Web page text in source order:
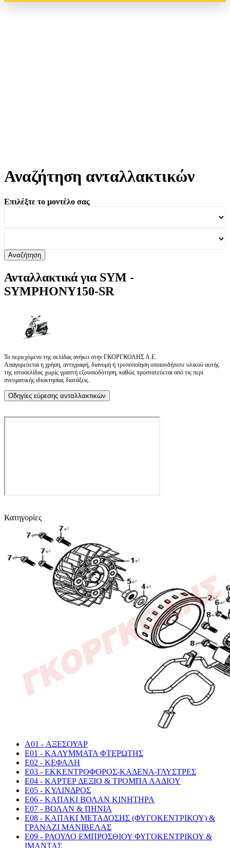
Αναζήτηση ανταλλακτικών
Επιλέξτε το μοντέλο σας
Αναζήτηση
Ανταλλακτικά για SYM -
SYMPHONY150-SR
Το περιεχόμενο της σελίδας ανήκει στην ΓΚΟΡΓΚΟΛΗΣ Α.Ε.
Απαγορεύεται η χρήση, αντιγραφή, διανομή ή τροποποίηση οποιουδήποτε υλικού αυτής
της ιστοσελίδας χωρίς γραπτή εξουσιοδότηση, καθώς προστατεύεται από τις περί
πνευματικής ιδιοκτησίας διατάξεις.
Οδηγίες εύρεσης ανταλλακτικών
Κατηγορίες
A01 - ΑΞΕΣΟΥΑΡ
E01 - ΚΑΛΥΜΜΑΤΑ ΦΤΕΡΩΤΗΣ
E02 - ΚΕΦΑΛΗ
E03 - ΕΚΚΕΝΤΡΟΦΟΡΟΣ-ΚΑΔΕΝΑ-ΓΛΥΣΤΡΕΣ
E04 - ΚΑΡΤΕΡ ΔΕΞΙΟ & ΤΡΟΜΠΑ ΛΑΔΙΟΥ
E05 - ΚΥΛΙΝΔΡΟΣ
E06 - ΚΑΠΑΚΙ ΒΟΛΑΝ ΚΙΝΗΤΗΡΑ
E07 - ΒΟΛΑΝ & ΠΗΝΙΑ
E08 - ΚΑΠΑΚΙ ΜΕΤΑΔΟΣΗΣ (ΦΥΓΟΚΕΝΤΡΙΚΟΥ) &
ΓΡΑΝΑΖΙ ΜΑΝΙΒΕΛΑΣ
E09 - ΡΑΟΥΛΟ ΕΜΠΡΟΣΘΙΟΥ ΦΥΓΟΚΕΝΤΡΙΚΟΥ &
ΙΜΑΝΤΑΣ